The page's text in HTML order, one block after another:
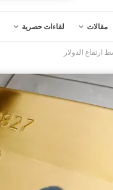
مقالات لقاءات حصرية